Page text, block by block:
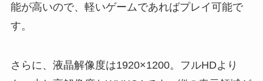
能が高いので、軽いゲームであればプレイ可能で
す。
さらに、液晶解像度は1920×1200。フルHDより